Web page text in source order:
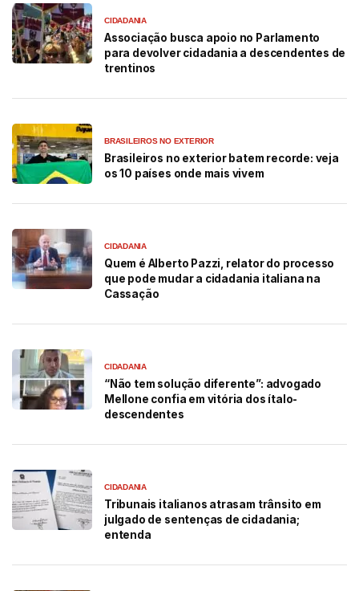
CIDADANIA
Associação busca apoio no Parlamento
para devolver cidadania a descendentes de
trentinos
BRASILEIROS NO EXTERIOR
Brasileiros no exterior batem recorde: veja
os 10 países onde mais vivem
CIDADANIA
Quem é Alberto Pazzi, relator do processo
que pode mudar a cidadania italiana na
Cassação
CIDADANIA
“Não tem solução diferente”: advogado
Mellone confia em vitória dos ítalo-
descendentes
CIDADANIA
Tribunais italianos atrasam trânsito em
julgado de sentenças de cidadania;
entenda